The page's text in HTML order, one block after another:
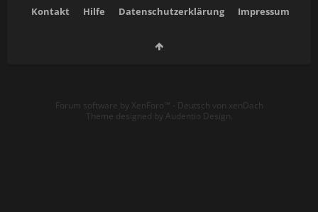
Kontakt Hilfe Datenschutzerklärung Impressum
Forum software by XenForo™ - Deutsch von xenDach
Theme designed by Audentio Design.